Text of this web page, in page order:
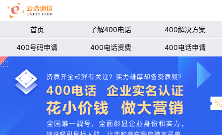
首页 了解400电话 400解决方案
400号码申请 400电话资费 400电话申请